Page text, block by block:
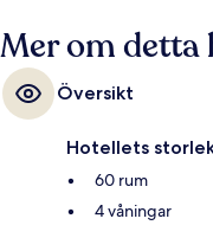
Mer om detta
Översikt
Hotellets
60 rum
4 våningar